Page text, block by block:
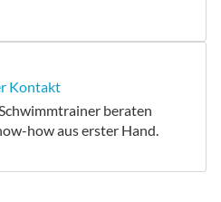
Kontakt
beraten
how aus erster Hand.